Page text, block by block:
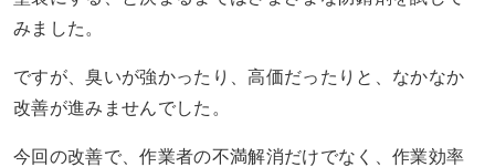
みました。
ですが、臭いが強かったり、高価だったりと、なかなか
改善が進みませんでした。
今回の改善で、作業者の不満解消だけでなく、作業効率